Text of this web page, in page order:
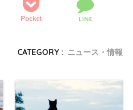
Pocket LINE
CATEGORY : ニュース・情報